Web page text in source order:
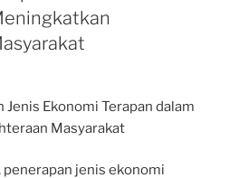
Jenis Ekonomi Terapan dalam
Masyarakat
penerapan jenis ekonomi